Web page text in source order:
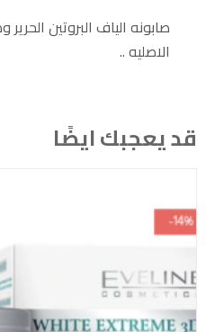
صابونه الياف البروتين
الاصليه ..
قد يعجبك ايضًا